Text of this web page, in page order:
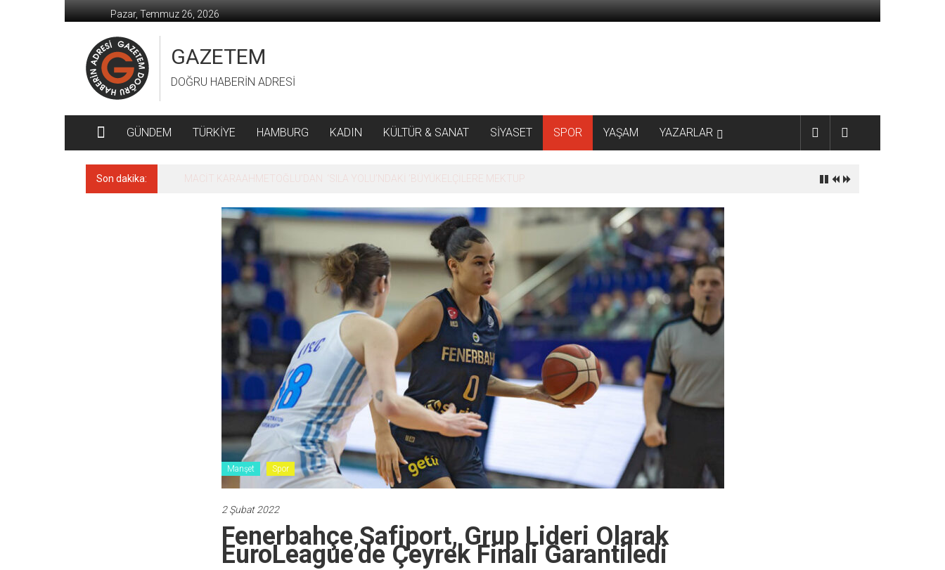
geç
Pazar, Temmuz 26, 2026
GAZETEM
DOĞRU HABERİN ADRESİ
GÜNDEM TÜRKİYE HAMBURG KADIN KÜLTÜR & SANAT SİYASET SPOR YAŞAM YAZARLAR
Son dakika: MACİT KARAAHMETOĞLU’DAN ‘SILA YOLU’NDAKİ ’BÜYÜKELÇİLERE MEKTUP
Manşet Spor
2 Şubat 2022
Fenerbahçe Safiport, Grup Lideri Olarak
EuroLeague’de Çeyrek Finali Garantiledi